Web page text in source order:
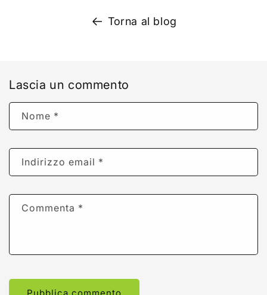
Torna al blog
Lascia un commento
Nome *
Indirizzo email *
Commenta *